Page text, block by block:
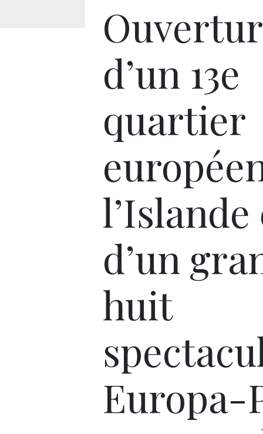
d’un 13e
quartier
l’Islande
d’un
huit
Europa-